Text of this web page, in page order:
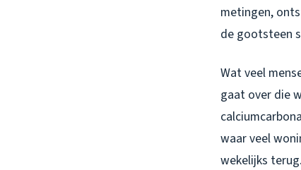
metingen,
de gootsteen
Wat veel
gaat over die
waar veel
wekelijks terug.